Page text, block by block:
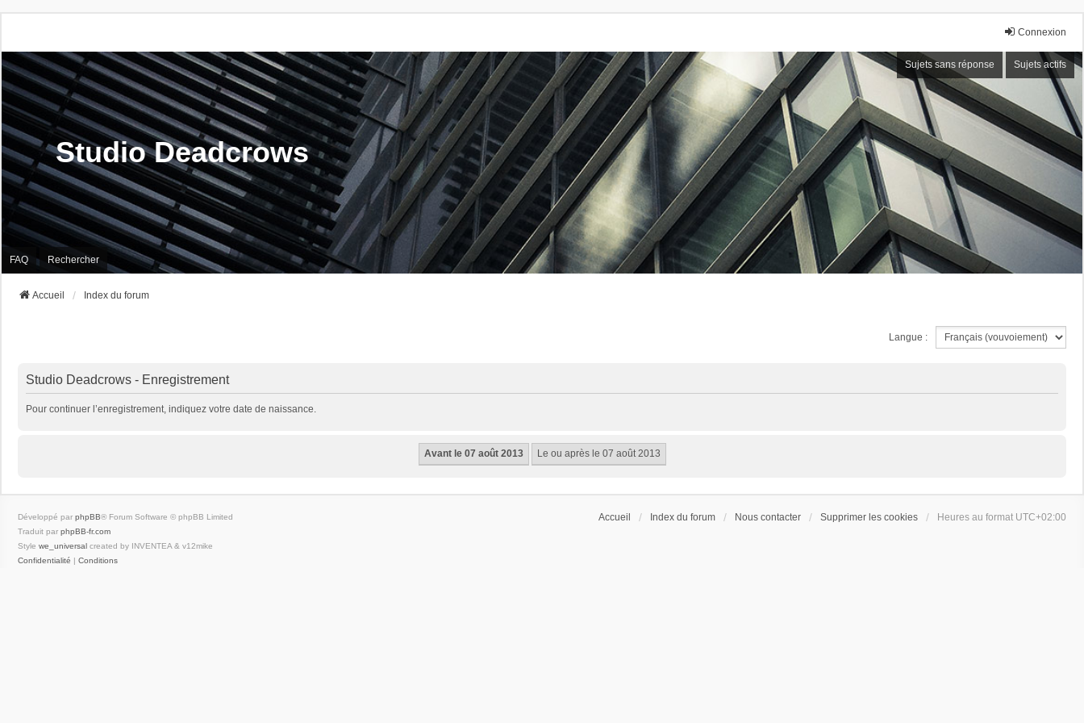
Connexion
Sujets sans réponse Sujets actifs
Studio Deadcrows
FAQ Rechercher
Accueil Index du forum
Langue :
Studio Deadcrows - Enregistrement
Pour continuer l’enregistrement, indiquez votre date de naissance.
Accueil Index du forum Nous contacter Supprimer les cookies Heures au format UTC+02:00
Développé par phpBB® Forum Software © phpBB Limited
Traduit par phpBB-fr.com
Style we_universal created by INVENTEA & v12mike
Confidentialité | Conditions